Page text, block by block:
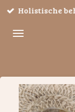
Ga
naar
Holistische